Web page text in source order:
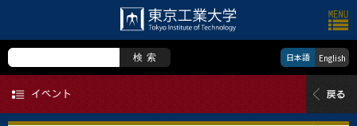
検索 日本語 English